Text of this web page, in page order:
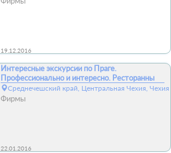
19.12.2016
Интересные экскурсии по Праге.
Профессионально и интересно. Ресторанны
Среднечешский край, Центральная Чехия, Чехия
Фирмы
22.01.2016